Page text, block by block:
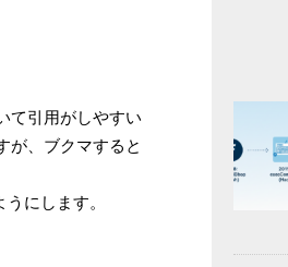
て引用がしやすい
が、ブクマすると
にします。